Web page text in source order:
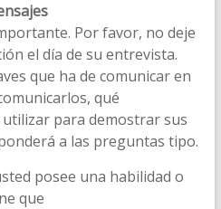
Por favor, no deje
el día de su entrevista.
que ha de comunicar en
qué
para demostrar sus
a las preguntas tipo.
posee una habilidad o
que